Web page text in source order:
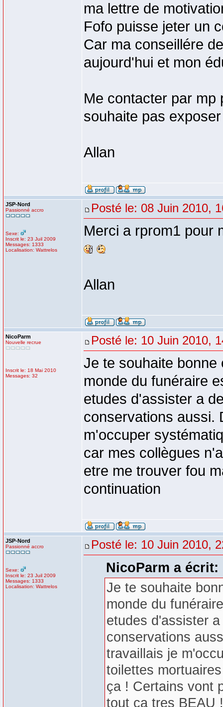
ma lettre de
Fofo puisse jeter un
Car ma conseillére
aujourd'hui et mon
Me contacter par mp
souhaite pas
Allan
JSP-Nord
Passionné accro
Sexe:
Inscrit le: 23 Juil 2009
Messages: 1333
Localisation: Wattrelos
Posté le: 08 Juin 2010,
Merci a rprom1 pour
Allan
NicoParm
Nouvelle recrue
Inscrit le: 18 Mai 2010
Messages: 32
Posté le: 10 Juin 2010,
Je te souhaite
monde du funéraire
etudes d'assister a
conservations aussi.
m'occuper
car mes collègues
etre me trouver fou
continuation
JSP-Nord
Passionné accro
Sexe:
Inscrit le: 23 Juil 2009
Messages: 1333
Localisation: Wattrelos
Posté le: 10 Juin 2010,
NicoParm a écrit:
Je te souhaite
monde du
etudes d'assister
conservations
travaillais je
toilettes
ça ! Certains vont
tout ca tres BEAU